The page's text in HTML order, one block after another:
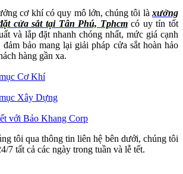
cơ khí có quy mô lớn, chúng tôi là xưởng
cửa sắt tại Tân Phú, Tphcmcó uy tín tốt
và lắp đặt nhanh chóng nhất, mức giá cạnh
bảo mang lại giải pháp cửa sắt hoàn hảo
hàng gần xa.
Cơ Khí
Xây Dựng
với Bảo Khang Corp
tôi qua thông tin liên hệ bên dưới, chúng tôi
7 tất cả các ngày trong tuần và lễ tết.